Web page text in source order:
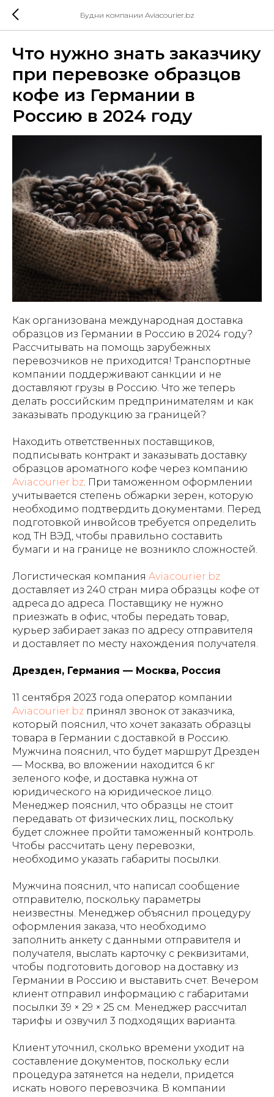
Будни компании Aviacourier.bz
Что нужно знать заказчику
при перевозке образцов
кофе из Германии в
Россию в 2024 году
Как организована международная доставка
образцов из Германии в Россию в 2024 году?
Рассчитывать на помощь зарубежных
перевозчиков не приходится! Транспортные
компании поддерживают санкции и не
доставляют грузы в Россию. Что же теперь
делать российским предпринимателям и как
заказывать продукцию за границей?
Находить ответственных поставщиков,
подписывать контракт и заказывать доставку
образцов ароматного кофе через компанию
Aviacourier.bz . При таможенном оформлении
учитывается степень обжарки зерен, которую
необходимо подтвердить документами. Перед
подготовкой инвойсов требуется определить
код ТН ВЭД, чтобы правильно составить
бумаги и на границе не возникло сложностей.
Логистическая компания Aviacourier.bz
доставляет из 240 стран мира образцы кофе от
адреса до адреса. Поставщику не нужно
приезжать в офис, чтобы передать товар,
курьер забирает заказ по адресу отправителя
и доставляет по месту нахождения получателя.
Дрезден, Германия — Москва, Россия
11 сентября 2023 года оператор компании
Aviacourier.bz принял звонок от заказчика,
который пояснил, что хочет заказать образцы
товара в Германии с доставкой в Россию.
Мужчина пояснил, что будет маршрут Дрезден
— Москва, во вложении находится 6 кг
зеленого кофе, и доставка нужна от
юридического на юридическое лицо.
Менеджер пояснил, что образцы не стоит
передавать от физических лиц, поскольку
будет сложнее пройти таможенный контроль.
Чтобы рассчитать цену перевозки,
необходимо указать габариты посылки.
Мужчина пояснил, что написал сообщение
отправителю, поскольку параметры
неизвестны. Менеджер объяснил процедуру
оформления заказа, что необходимо
заполнить анкету с данными отправителя и
получателя, выслать карточку с реквизитами,
чтобы подготовить договор на доставку из
Германии в Россию и выставить счет. Вечером
клиент отправил информацию с габаритами
посылки 39 × 29 × 25 см. Менеджер рассчитал
тарифы и озвучил 3 подходящих варианта.
Клиент уточнил, сколько времени уходит на
составление документов, поскольку если
процедура затянется на недели, придется
искать нового перевозчика. В компании